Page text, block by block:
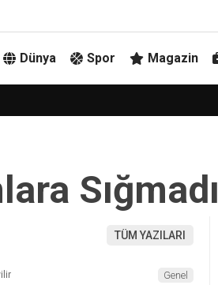
Dünya Spor Magazin
Sığmadı
TÜM YAZILARI
Genel